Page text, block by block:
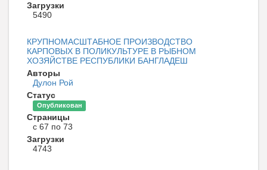
Загрузки
5490
КРУПНОМАСШТАБНОЕ ПРОИЗВОДСТВО
КАРПОВЫХ В ПОЛИКУЛЬТУРЕ В РЫБНОМ
ХОЗЯЙСТВЕ РЕСПУБЛИКИ БАНГЛАДЕШ
Авторы
Дулон Рой
Статус
Опубликован
Страницы
с 67 по 73
Загрузки
4743